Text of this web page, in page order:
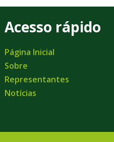
Acesso rápido
Página Inicial
Sobre
Representantes
Notícias